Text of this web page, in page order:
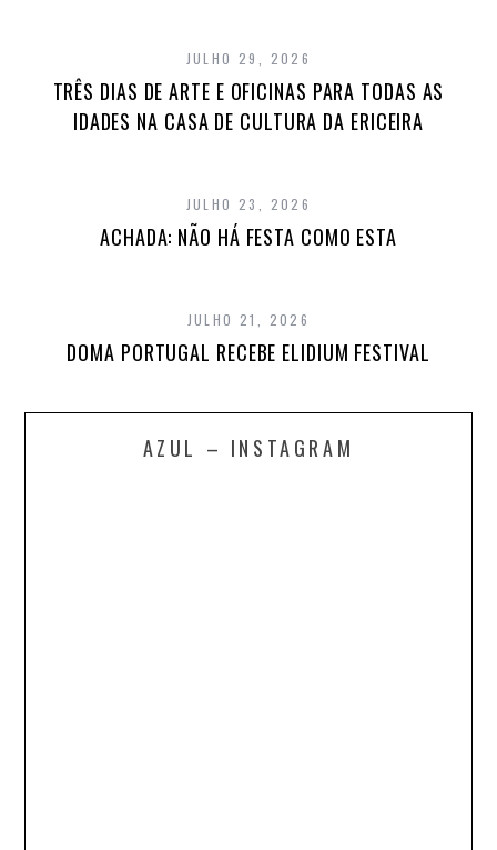
JULHO 29, 2026
TRÊS DIAS DE ARTE E OFICINAS PARA TODAS AS
IDADES NA CASA DE CULTURA DA ERICEIRA
JULHO 23, 2026
ACHADA: NÃO HÁ FESTA COMO ESTA
JULHO 21, 2026
DOMA PORTUGAL RECEBE ELIDIUM FESTIVAL
AZUL – INSTAGRAM